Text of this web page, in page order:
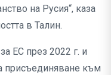
на Русия“, каза
в Талин.
ЕС през 2022 г. и
присъединяване към